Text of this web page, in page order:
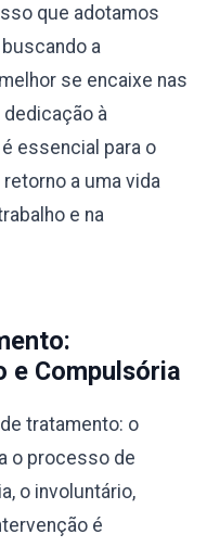
que adotamos
a
se encaixe nas
à
essencial para o
a uma vida
e na
e Compulsória
tratamento: o
o processo de
o involuntário,
é